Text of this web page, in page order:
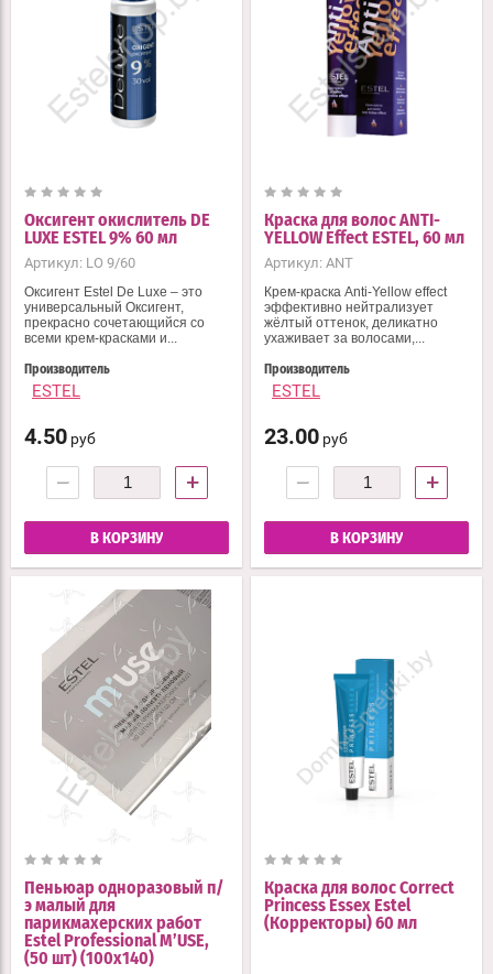
Оксигент окислитель DE
LUXE ESTEL 9% 60 мл
Артикул: LO 9/60
Оксигент Estel De Luxe – это
универсальный Оксигент,
прекрасно сочетающийся со
всеми крем-красками и...
Производитель
ESTEL
4.50 руб
− +
В КОРЗИНУ
Краска для волос ANTI-
YELLOW Effect ESTEL, 60 мл
Артикул: ANT
Крем-краска Anti-Yellow effect
эффективно нейтрализует
жёлтый оттенок, деликатно
ухаживает за волосами,...
Производитель
ESTEL
23.00 руб
− +
В КОРЗИНУ
Пеньюар одноразовый п/
э малый для
парикмахерских работ
Estel Professional M’USE,
(50 шт) (100х140)
Краска для волос Correct
Princess Essex Estel
(Корректоры) 60 мл